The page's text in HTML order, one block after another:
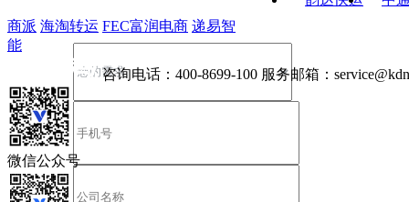
商派 海淘转运 FEC富润电商 递易智
能
咨询电话： 400-8699-100 服务邮箱：
微信公众号